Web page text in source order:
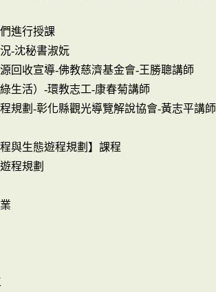
進行授課
-沈秘書淑妧
回收宣導-佛教慈濟基金會-王勝聰講師
生活）-環教志工-康春菊講師
規劃-彰化縣觀光導覽解說協會-黃志平講師
與生態遊程規劃】課程
程規劃